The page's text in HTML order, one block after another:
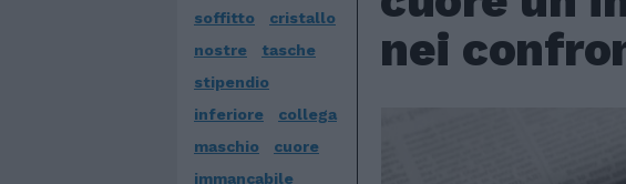
nei
soffitto
cristallo
nostre
tasche
stipendio
inferiore
collega
maschio
cuore
immancabile